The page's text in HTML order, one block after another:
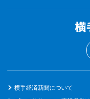
横手経済新聞について